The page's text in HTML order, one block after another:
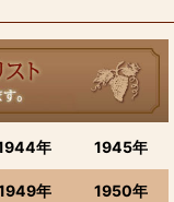
年 1945年
年 1950年